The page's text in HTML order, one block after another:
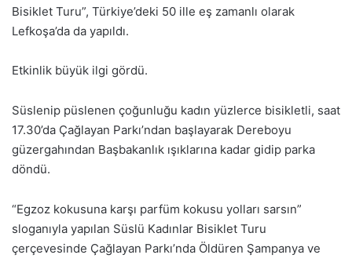
Bisiklet Turu”, Türkiye’deki 50 ille eş zamanlı olarak
Lefkoşa’da da yapıldı.
Etkinlik büyük ilgi gördü.
Süslenip püslenen çoğunluğu kadın yüzlerce bisikletli, saat
17.30’da Çağlayan Parkı’ndan başlayarak Dereboyu
güzergahından Başbakanlık ışıklarına kadar gidip parka
döndü.
“Egzoz kokusuna karşı parfüm kokusu yolları sarsın”
sloganıyla yapılan Süslü Kadınlar Bisiklet Turu
çerçevesinde Çağlayan Parkı’nda Öldüren Şampanya ve